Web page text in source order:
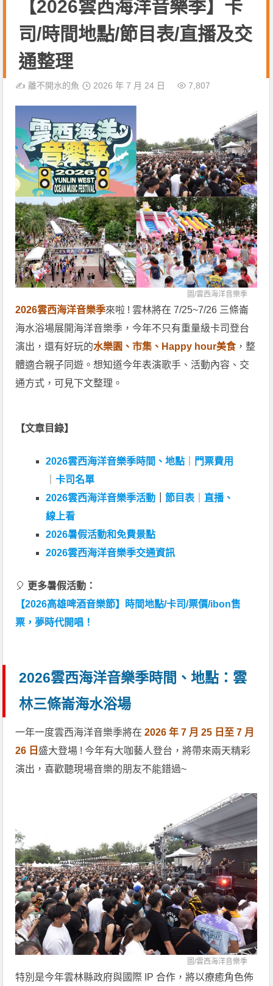
【2026雲西海洋音樂季】卡
司/時間地點/節目表/直播及交
通整理
✍️離不開水的魚 2026 年 7 月 24 日 7,807
圖/雲西海洋音樂季
2026雲西海洋音樂季來啦 ! 雲林將在 7/25~7/26 三條崙
海水浴場展開海洋音樂季，今年不只有重量級卡司登台
演出，還有好玩的水樂園、市集、Happy hour美食，整
體適合親子同遊。想知道今年表演歌手、活動內容、交
通方式，可見下文整理。
【文章目錄】
2026雲西海洋音樂季時間、地點
門票費用
｜卡司名單
2026雲西海洋音樂季活動 ｜節目表
直播、
線上看
2026暑假活動和免費景點
2026雲西海洋音樂季交通資訊
🎈 更多暑假活動：
【2026高雄啤酒音樂節】時間地點/卡司/票價/ibon售
票，夢時代開唱！
2026雲西海洋音樂季時間、地點：雲
林三條崙海水浴場
一年一度雲西海洋音樂季將在 2026 年 7 月 25 日至 7 月
26 日 盛大登場 ! 今年有大咖藝人登台，將帶來兩天精彩
演出，喜歡聽現場音樂的朋友不能錯過~
圖/雲西海洋音樂季
特別是今年雲林縣政府與國際 IP 合作，將以療癒角色佈